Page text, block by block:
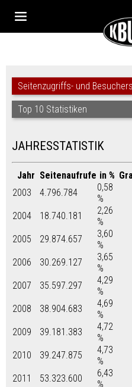
Seitenzugriffs- und
Top 10 Statistiken
JAHRESSTATISTIK
Jahr Seitenaufrufe in %
2003
4.796.784
0,58
%
2004
18.740.181
2,26
%
2005
29.874.657
3,60
%
2006
30.269.127
3,65
%
2007
35.597.297
4,29
%
2008
38.904.683
4,69
%
2009
39.181.383
4,72
%
2010
39.247.875
4,73
%
2011
53.323.600
6,43
%